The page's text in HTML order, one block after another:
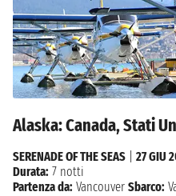
Alaska: Canada, Stati
SERENADE OF THE SEAS
27 GIU
Durata: 7 notti
Partenza da: Vancouver Sbarco: